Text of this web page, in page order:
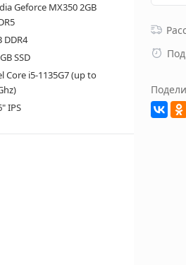
Geforce MX350 2GB
DDR4
SSD
Core i5-1135G7 (up to
IPS